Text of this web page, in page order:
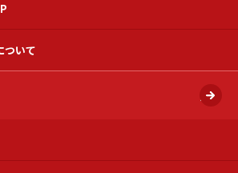
ついて
開く